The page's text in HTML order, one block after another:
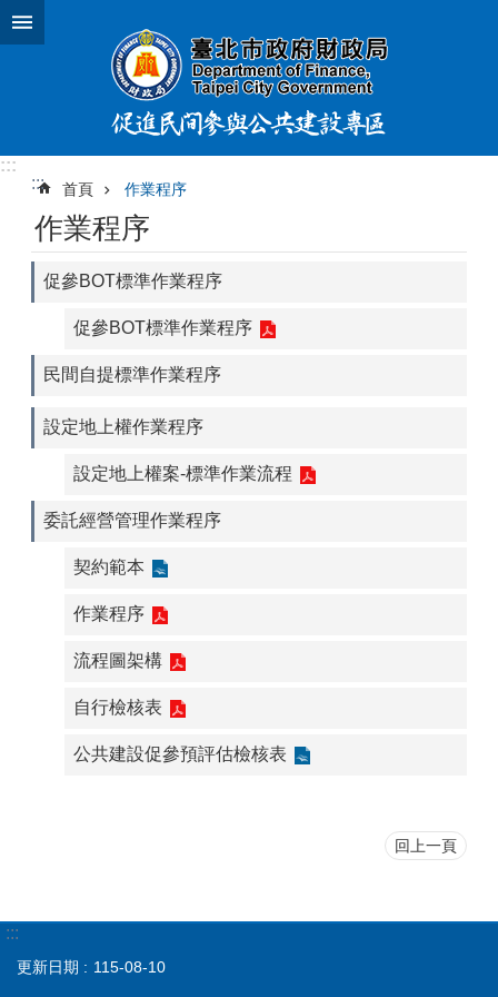
跳到主要內容區塊
:::
:::
首頁 作業程序
作業程序
促參BOT標準作業程序
促參BOT標準作業程序
民間自提標準作業程序
設定地上權作業程序
設定地上權案-標準作業流程
委託經營管理作業程序
契約範本
作業程序
流程圖架構
自行檢核表
公共建設促參預評估檢核表
回上一頁
:::
更新日期 115-08-10